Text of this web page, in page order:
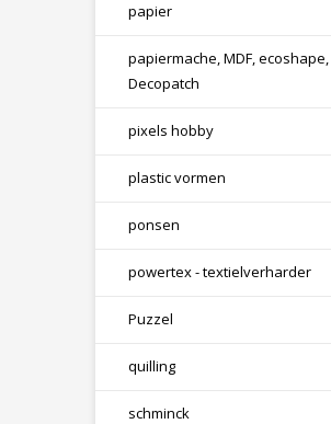
papier
papiermache, MDF, ecoshape,
Decopatch
pixels hobby
plastic vormen
ponsen
powertex - textielverharder
Puzzel
quilling
schminck